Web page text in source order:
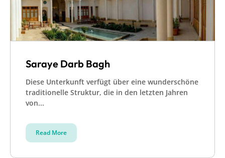
Saraye Darb Bagh
Diese Unterkunft verfügt über eine wunderschöne
traditionelle Struktur, die in den letzten Jahren
von...
Read More